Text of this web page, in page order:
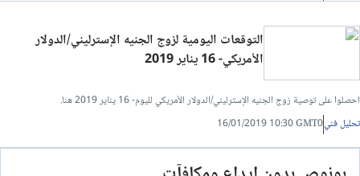
التوقعات اليومية لزوج الجنيه الإسترليني/الدولار
الأمريكي- 16 يناير 2019
احصلوا على توصية زوج الجنيه الإسترليني/الدولار الأمريكي لليوم- 16 يناير 2019 هنا.
تحليل فني16/01/2019 10:30 GMT0